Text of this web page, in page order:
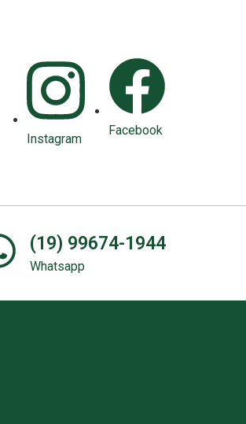
Instagram
Facebook
(19) 99674-1944
Whatsapp